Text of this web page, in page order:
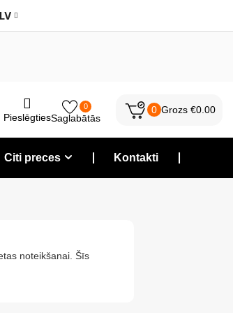
LV
Pieslēgties
0
Saglabātās
0 Grozs €0.00
Citi preces Kontakti
noteikšanai. Šīs